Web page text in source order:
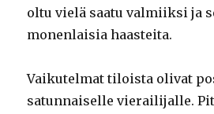
oltu vielä saatu valmiiksi ja
monenlaisia haasteita.
Vaikutelmat tiloista olivat
satunnaiselle vierailijalle.